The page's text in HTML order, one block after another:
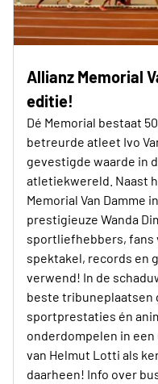
Allianz Memorial
editie!
Dé Memorial bestaat
betreurde atleet Ivo
gevestigde waarde in
atletiekwereld. Naast
Memorial Van Damme
prestigieuze Wanda
sportliefhebbers, fans
spektakel, records en
verwend! In de
beste tribuneplaatsen
sportprestaties én
onderdompelen in
van Helmut Lotti als
daarheen! Info over